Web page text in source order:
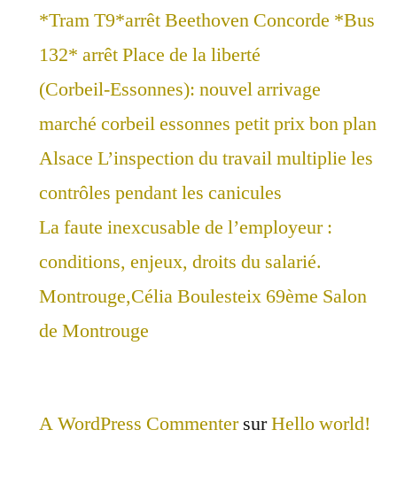
*Tram T9*arrêt Beethoven Concorde *Bus
132* arrêt Place de la liberté
(Corbeil-Essonnes): nouvel arrivage
marché corbeil essonnes petit prix bon plan
Alsace L’inspection du travail multiplie les
contrôles pendant les canicules
La faute inexcusable de l’employeur :
conditions, enjeux, droits du salarié.
Montrouge,Célia Boulesteix 69ème Salon
de Montrouge
A WordPress CommentersurHello world!